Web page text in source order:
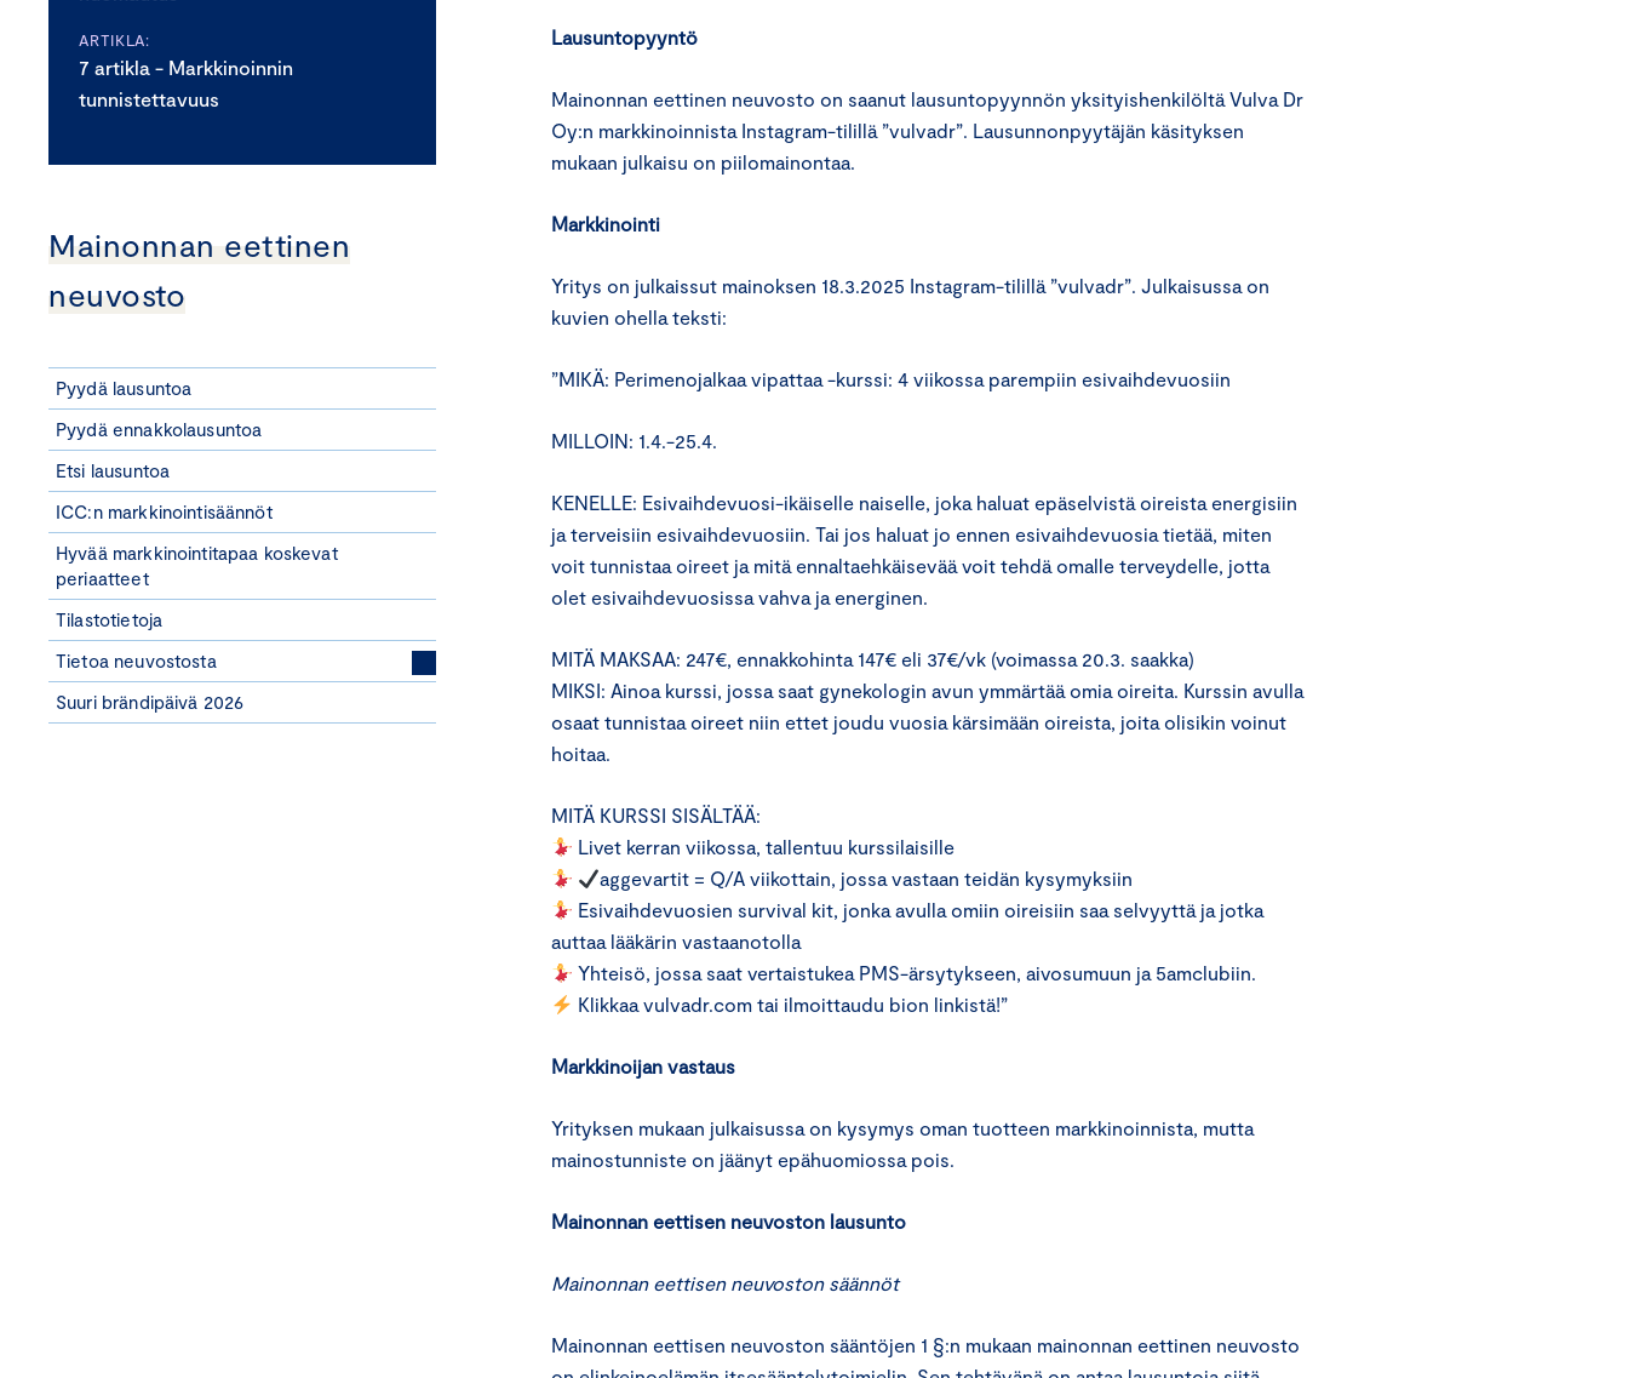
ARTIKLA:
7 artikla - Markkinoinnin
tunnistettavuus
Mainonnan eettinen
neuvosto
Pyydä lausuntoa
Pyydä ennakkolausuntoa
Etsi lausuntoa
ICC:n markkinointisäännöt
Hyvää markkinointitapaa koskevat
periaatteet
Tilastotietoja
Tietoa neuvostosta
Suuri brändipäivä 2026
Lausuntopyyntö
Mainonnan eettinen neuvosto on saanut lausuntopyynnön yksityishenkilöltä Vulva Dr
Oy:n markkinoinnista Instagram-tilillä ”vulvadr”. Lausunnonpyytäjän käsityksen
mukaan julkaisu on piilomainontaa.
Markkinointi
Yritys on julkaissut mainoksen 18.3.2025 Instagram-tilillä ”vulvadr”. Julkaisussa on
kuvien ohella teksti:
”MIKÄ: Perimenojalkaa vipattaa -kurssi: 4 viikossa parempiin esivaihdevuosiin
MILLOIN: 1.4.-25.4.
KENELLE: Esivaihdevuosi-ikäiselle naiselle, joka haluat epäselvistä oireista energisiin
ja terveisiin esivaihdevuosiin. Tai jos haluat jo ennen esivaihdevuosia tietää, miten
voit tunnistaa oireet ja mitä ennaltaehkäisevää voit tehdä omalle terveydelle, jotta
olet esivaihdevuosissa vahva ja energinen.
MITÄ MAKSAA: 247€, ennakkohinta 147€ eli 37€/vk (voimassa 20.3. saakka)
MIKSI: Ainoa kurssi, jossa saat gynekologin avun ymmärtää omia oireita. Kurssin avulla
osaat tunnistaa oireet niin ettet joudu vuosia kärsimään oireista, joita olisikin voinut
hoitaa.
MITÄ KURSSI SISÄLTÄÄ:
Livet kerran viikossa, tallentuu kurssilaisille
aggevartit = Q/A viikottain, jossa vastaan teidän kysymyksiin
Esivaihdevuosien survival kit, jonka avulla omiin oireisiin saa selvyyttä ja jotka
auttaa lääkärin vastaanotolla
Yhteisö, jossa saat vertaistukea PMS-ärsytykseen, aivosumuun ja 5amclubiin.
Klikkaa vulvadr.com tai ilmoittaudu bion linkistä!”
Markkinoijan vastaus
Yrityksen mukaan julkaisussa on kysymys oman tuotteen markkinoinnista, mutta
mainostunniste on jäänyt epähuomiossa pois.
Mainonnan eettisen neuvoston lausunto
Mainonnan eettisen neuvoston säännöt
Mainonnan eettisen neuvoston sääntöjen 1 §:n mukaan mainonnan eettinen neuvosto